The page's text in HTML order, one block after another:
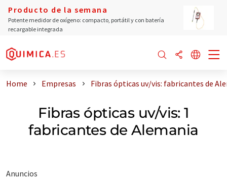
Producto de la semana
Potente medidor de oxígeno: compacto, portátil y con batería
recargable integrada
Home Empresas Fibras ópticas uv/vis: fabricantes de
Fibras ópticas uv/vis: 1
fabricantes de Alemania
Anuncios